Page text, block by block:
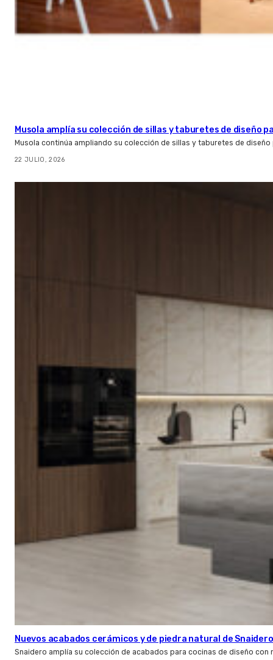
Musola amplía su colección de sillas y taburetes de diseño
Musola continúa ampliando su colección de sillas y taburetes de
22 JULIO, 2026
Nuevos acabados cerámicos y de piedra natural de Snaidero
Snaidero amplía su colección de acabados para cocinas de diseño